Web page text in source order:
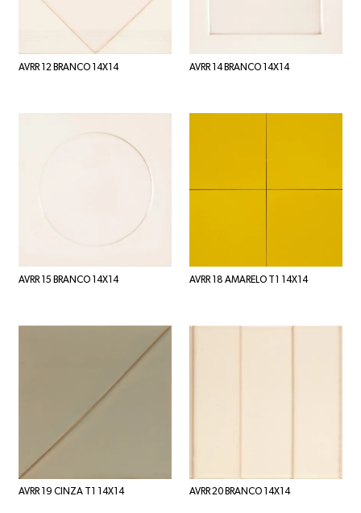
AVRR 12 BRANCO 14X14 AVRR 14 BRANCO 14X14
AVRR 15 BRANCO 14X14 AVRR 18 AMARELO T1 14X14
AVRR 19 CINZA T1 14X14 AVRR 20 BRANCO 14X14